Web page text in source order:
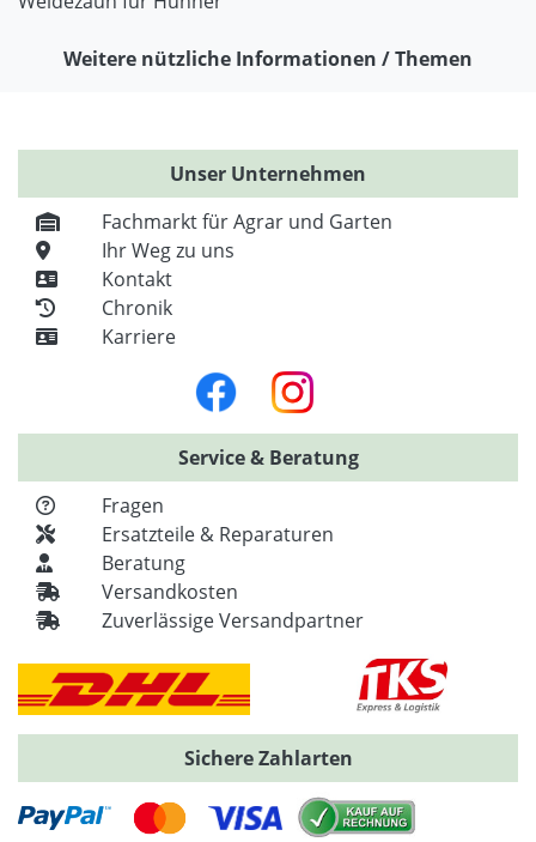
Weitere nützliche Informationen / Themen
Unser Unternehmen
Fachmarkt für Agrar und Garten
Ihr Weg zu uns
Kontakt
Chronik
Karriere
Service & Beratung
Fragen
Ersatzteile & Reparaturen
Beratung
Versandkosten
Zuverlässige Versandpartner
Sichere Zahlarten